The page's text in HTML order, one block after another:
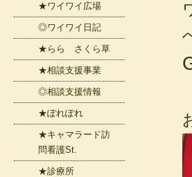
★ワイワイ広場
◎ワイワイ日記
★らら さくら草
★相談支援事業
◎相談支援情報
★ぽれぽれ
★キャマラード訪
問看護St.
★診療所